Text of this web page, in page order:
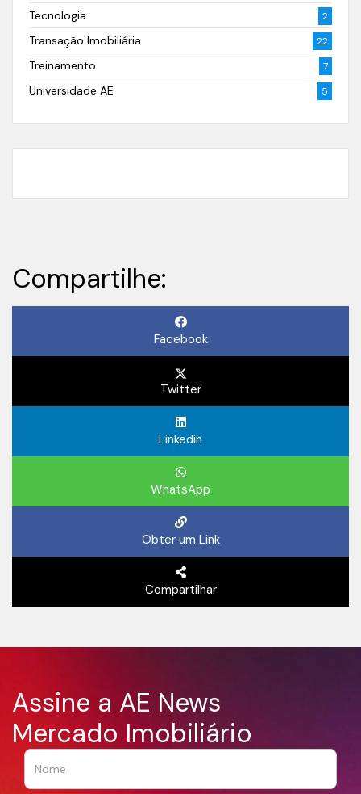
Tecnologia 2
Transação Imobiliária 22
Treinamento 7
Universidade AE 5
Compartilhe:
Facebook
Twitter
Linkedin
WhatsApp
Obter um Link
Compartilhar
Assine a AE News
Mercado Imobiliário